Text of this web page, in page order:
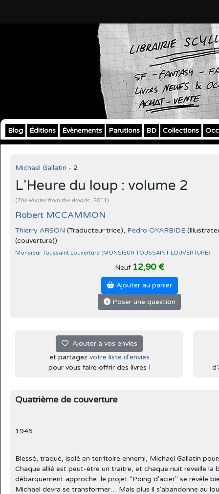
Blog Éditions Évènements Parutions BD Collections
Michael Gallatin - 2
L'Heure du loup : volume 2
( The Hunter from the Woods , 2011)
Robert MCCAMMON
Thierry ARSON (Traducteur·trice), Pedro OYARBIDE
(couverture))
Monsieur Toussaint Louverture (MONSIEUR TOUSSAINT LOUVERTURE)
Neuf 12,90 €
Ajouter au panier
Poser une question
Ajouter à vos envies
et partagez votre liste d'envies
pour vous faire offrir des livres !
Quatrième de couverture
1945.
Blessé, traqué, isolé en territoire ennemi, Michael Gallatin
Chaque allié est peut-être un traître, et chaque nuit réveille la
débarquement approche, le projet "Poing d'acier" se révèle
Michael devra se transformer… Mais plus il s'abandonne au